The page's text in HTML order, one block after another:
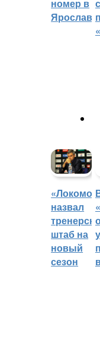
номер в
назвал
штаб на
новый
сезон